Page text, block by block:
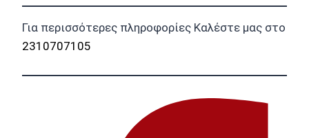
Για περισσότερες πληροφορίες Καλέστε μας στο
2310707105